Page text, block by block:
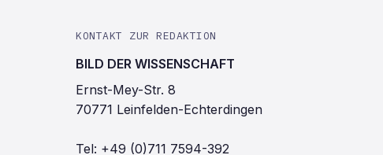
KONTAKT ZUR REDAKTION
BILD DER WISSENSCHAFT
Ernst-Mey-Str. 8
70771 Leinfelden-Echterdingen
Tel: +49 (0)711 7594-392